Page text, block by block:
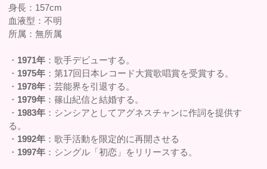
身長：157cm
血液型：不明
所属：無所属
・ 1971年 ：歌手デビューする。
・ 1975年 ：第17回日本レコード大賞歌唱賞を受賞する。
・ 1978年 ：芸能界を引退する。
・ 1979年 ：篠山紀信と結婚する。
・ 1983年 ：シンシアとしてアグネスチャンに作詞を提供す
る。
・ 1992年 ：歌手活動を限定的に再開させる
・ 1997年 ：シングル「初恋」をリリースする。